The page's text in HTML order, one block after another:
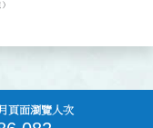
頁面瀏覽人次